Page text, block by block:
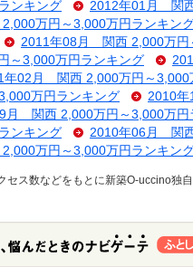
ンキング
2012年01月 関
万円～3,000万円ランキン
2011年08月 関西 2,000万円
3,000万円ランキング
年02月 関西 2,000万円～3,000
万円ランキング
2010
月 関西 2,000万円～3,000万円
ンキング
2010年06月 関
万円～3,000万円ランキン
ス数などをもとに新築O-uccino独